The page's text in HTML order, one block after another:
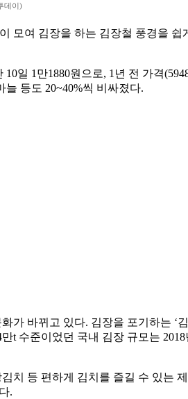
데이)
모여 김장을 하는 김장철 풍경을 쉽
일 1만1880원으로, 1년 전 가격
등도 20~40%씩 비싸졌다.
바뀌고 있다. 김장을 포기하는 ‘
수준이었던 국내 김장 규모는 2018
치 등 편하게 김치를 즐길 수 있는
.